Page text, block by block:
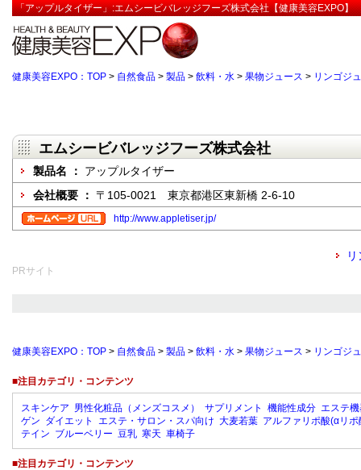
「アップルタイザー」:エムシービバレッジフーズ株式会社【健康美容EXPO】
健康美容EXPO：TOP > 自然食品 > 製品 > 飲料・水 > 果物ジュース > リンゴジ
エムシービバレッジフーズ株式会社
製品名 ： アップルタイザー
会社概要 ： 〒105-0021 東京都港区東新橋 2-6-10
http://www.appletiser.jp/
PRサイト
健康美容EXPO：TOP > 自然食品 > 製品 > 飲料・水 > 果物ジュース > リンゴジ
■注目カテゴリ・コンテンツ
スキンケア 男性化粧品（メンズコスメ） サプリメント 機能性成分 エステ
ゲン ダイエット エステ・サロン・スパ向け 大麦若葉 アルファリポ酸(αリポ
テイン ブルーベリー 豆乳 寒天 車椅子
■注目カテゴリ・コンテンツ